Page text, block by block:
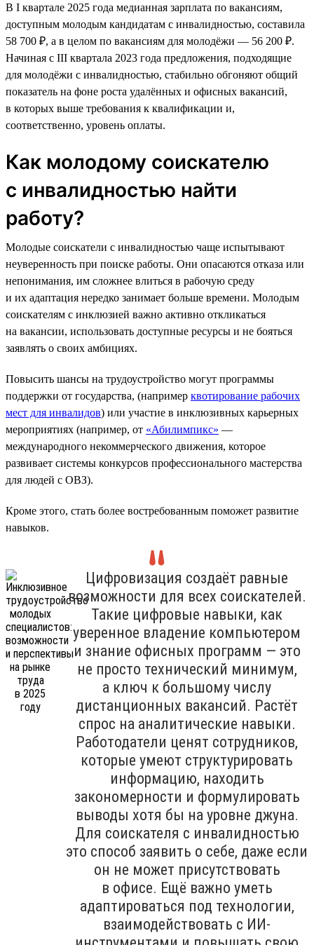
В I квартале 2025 года медианная зарплата по вакансиям,
доступным молодым кандидатам с инвалидностью, составила
58 700 ₽, а в целом по вакансиям для молодёжи — 56 200 ₽.
Начиная с III квартала 2023 года предложения, подходящие
для молодёжи с инвалидностью, стабильно обгоняют общий
показатель на фоне роста удалённых и офисных вакансий,
в которых выше требования к квалификации и,
соответственно, уровень оплаты.
Как молодому соискателю
с инвалидностью найти
работу?
Молодые соискатели с инвалидностью чаще испытывают
неуверенность при поиске работы. Они опасаются отказа или
непонимания, им сложнее влиться в рабочую среду
и их адаптация нередко занимает больше времени. Молодым
соискателям с инклюзией важно активно откликаться
на вакансии, использовать доступные ресурсы и не бояться
заявлять о своих амбициях.
Повысить шансы на трудоустройство могут программы
поддержки от государства, (например квотирование рабочих
мест для инвалидов) или участие в инклюзивных карьерных
мероприятиях (например, от «Абилимпикс» —
международного некоммерческого движения, которое
развивает системы конкурсов профессионального мастерства
для людей с ОВЗ).
Кроме этого, стать более востребованным поможет развитие
навыков.
Цифровизация создаёт равные
возможности для всех соискателей.
Такие цифровые навыки, как
уверенное владение компьютером
и знание офисных программ — это
не просто технический минимум,
а ключ к большому числу
дистанционных вакансий. Растёт
спрос на аналитические навыки.
Работодатели ценят сотрудников,
которые умеют структурировать
информацию, находить
закономерности и формулировать
выводы хотя бы на уровне джуна.
Для соискателя с инвалидностью
это способ заявить о себе, даже если
он не может присутствовать
в офисе. Ещё важно уметь
адаптироваться под технологии,
взаимодействовать с ИИ-